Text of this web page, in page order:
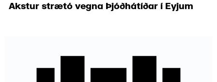
Akstur strætó vegna Þjóð­hátíðar í Eyjum